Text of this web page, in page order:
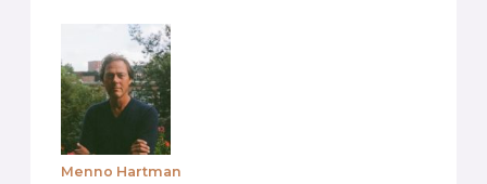
Menno Hartman